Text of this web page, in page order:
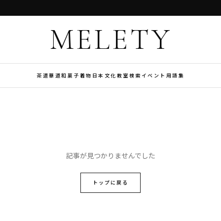
MELETY
茶道華道和菓子 着物 日本文化 教室検索 イベント 用語集
記事が見つかりませんでした
トップに戻る